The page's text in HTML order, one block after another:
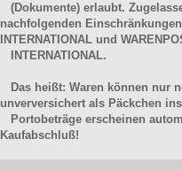
(Dokumente) erlaubt.
nachfolgenden
INTERNATIONAL und
INTERNATIONAL.
Das heißt: Waren können nur
unverversichert als Päckchen
Portobeträge erscheinen
Kaufabschluß!